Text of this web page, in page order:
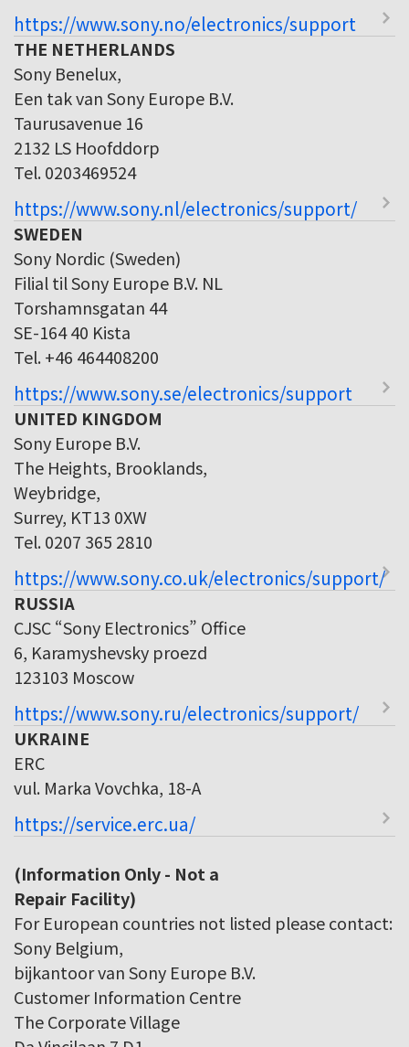
https://www.sony.no/electronics/support
THE NETHERLANDS
Sony Benelux,
Een tak van Sony Europe B.V.
Taurusavenue 16
2132 LS Hoofddorp
Tel. 0203469524
https://www.sony.nl/electronics/support/
SWEDEN
Sony Nordic (Sweden)
Filial til Sony Europe B.V. NL
Torshamnsgatan 44
SE-164 40 Kista
Tel. +46 464408200
https://www.sony.se/electronics/support
UNITED KINGDOM
Sony Europe B.V.
The Heights, Brooklands,
Weybridge,
Surrey, KT13 0XW
Tel. 0207 365 2810
https://www.sony.co.uk/electronics/support/
RUSSIA
CJSC “Sony Electronics” Office
6, Karamyshevsky proezd
123103 Moscow
https://www.sony.ru/electronics/support/
UKRAINE
ERC
vul. Marka Vovchka, 18-A
https://service.erc.ua/
(Information Only - Not a
Repair Facility)
For European countries not listed please contact:
Sony Belgium,
bijkantoor van Sony Europe B.V.
Customer Information Centre
The Corporate Village